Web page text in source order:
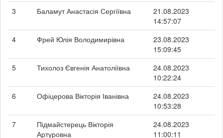
3
Баламут Анастасія Сергіївна
21.08.2023
14:57:07
4
Фрей Юлія Володимирівна
23.08.2023
15:09:45
5
Тихолоз Євгенія Анатоліївна
24.08.2023
10:22:24
6
Офіцерова Вікторія Іванівна
24.08.2023
10:53:28
7
Підмайстерець Вікторія
Артуровна
24.08.2023
11:00:11